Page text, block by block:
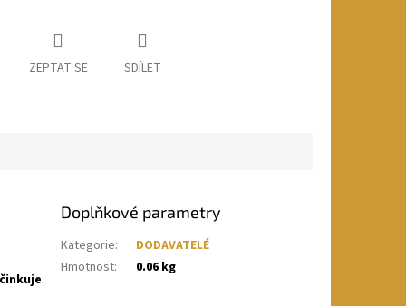
ZEPTAT SE SDÍLET
.
Doplňkové parametry
Kategorie:
DODAVATELÉ
Hmotnost: 0.06 kg